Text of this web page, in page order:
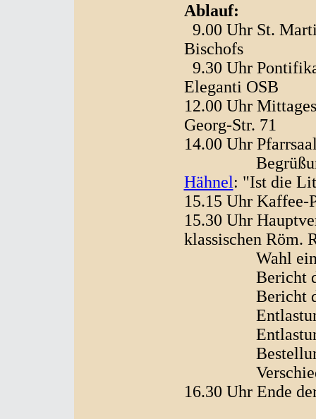
Ablauf:
9.00 Uhr St.
Bischofs
9.30 Uhr
Eleganti OSB
12.00 Uhr
Georg-Str. 71
14.00 Uhr
Begrüßung
Hähnel: "Ist die
15.15 Uhr Kaffee-
15.30 Uhr
klassischen Röm.
Wahl eines
Bericht des
Bericht des
Entlastung
Entlastung
Bestellung
16.30 Uhr Ende